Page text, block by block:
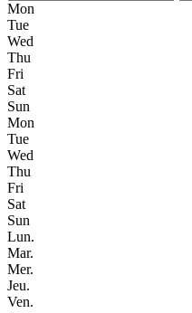
Mon
Tue
Wed
Thu
Fri
Sat
Sun
Mon
Tue
Wed
Thu
Fri
Sat
Sun
Lun.
Mar.
Mer.
Jeu.
Ven.